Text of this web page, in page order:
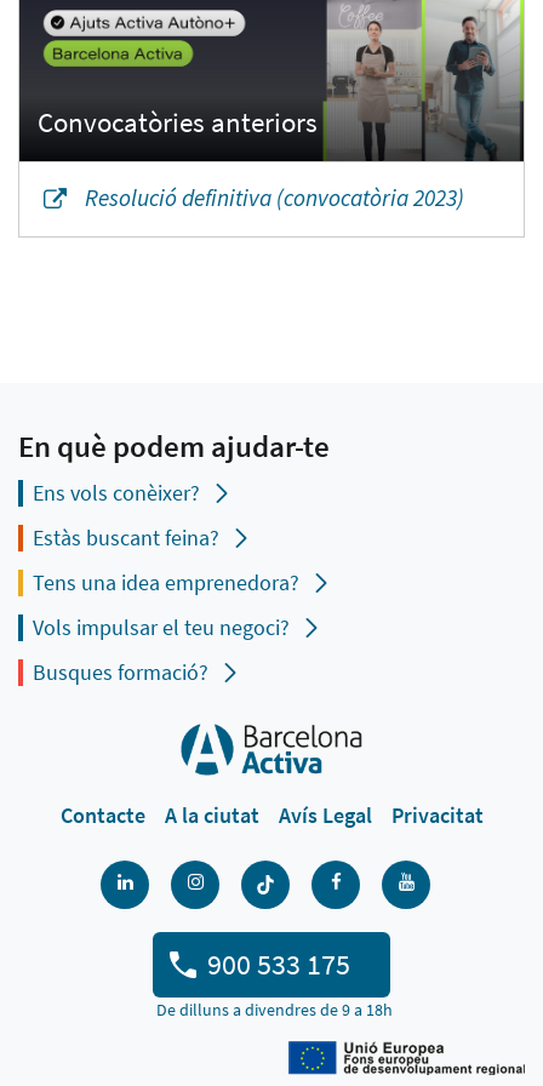
Resolució definitiva (convocatòria 2023)
En què podem ajudar-te
Ens vols conèixer?
Estàs buscant feina?
Tens una idea emprenedora?
Vols impulsar el teu negoci?
Busques formació?
Contacte A la ciutat Avís Legal Privacitat
900 533 175
De dilluns a divendres de 9 a 18h